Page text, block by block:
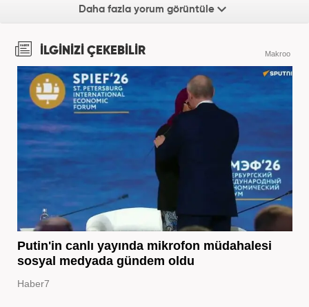
Daha fazla yorum görüntüle
İLGİNİZİ ÇEKEBİLİR Makroo
Putin'in canlı yayında mikrofon müdahalesi
sosyal medyada gündem oldu
Haber7